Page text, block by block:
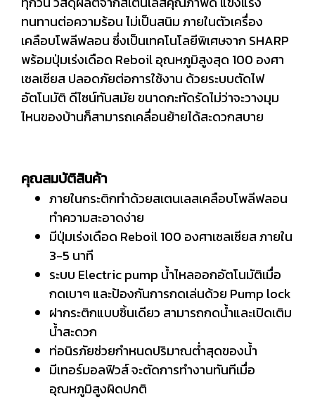
ทนทานต่อความร้อน ไม่เป็นสนิม ภายในตัวเครื่อง
เคลือบโพลีฟลอน ซึ่งเป็นเทคโนโลยีพิเศษจาก SHARP
พร้อมปุ่มเร่งเดือด Reboil อุณหภูมิสูงสุด 100 องศา
เซลเซียส ปลอดภัยต่อการใช้งาน ด้วยระบบตัดไฟ
อัตโนมัติ ดีไซน์ทันสมัย ขนาดกะทัดรัดไม่ว่าจะวางมุม
ไหนของบ้านก็สามารถเคลื่อนย้ายได้สะดวกสบาย
คุณสมบัติสินค้า
ภายในกระติกทำด้วยสเตนเลสเคลือบโพลีฟลอน
ทำความสะอาดง่าย
มีปุ่มเร่งเดือด Reboil 100 องศาเซลเซียส ภายใน
3-5 นาที
ระบบ Electric pump น้ำไหลออกอัตโนมัติเมื่อ
กดเบาๆ และป้องกันการกดเล่นด้วย Pump lock
ฝากระติกแบบชิ้นเดียว สามารถกดน้ำและเปิดเติม
น้ำสะดวก
ท่อนิรภัยช่วยกำหนดปริมาณต่ำสุดของน้ำ
มีเทอร์มอลฟิวส์ จะตัดการทำงานทันทีเมื่อ
อุณหภูมิสูงผิดปกติ